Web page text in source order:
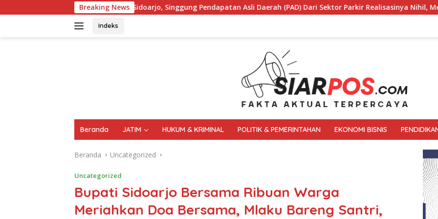
ke
Breaking News
DPRD Sidoarjo, Singgung Pendapatan Asli Daerah (PAD) Dari Sektor Parkir Realisasinya Nihil, Meminta Bupati
Indeks
Beranda JATIM HUKUM & KRIMINAL POLITIK & PEMERINTAHAN EKONOMI BISNIS
Beranda Uncategorized
Uncategorized
Bupati Sidoarjo Bersama Ribuan Warga
Meriahkan Doa Bersama, Mlaku Bareng Santri,